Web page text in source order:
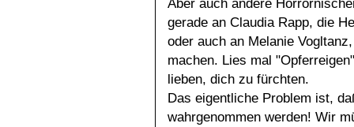
Aber auch andere
gerade an Claudia Rapp, die
oder auch an Melanie
machen. Lies mal
lieben, dich zu fürchten.
Das eigentliche Problem ist,
wahrgenommen werden! Wir